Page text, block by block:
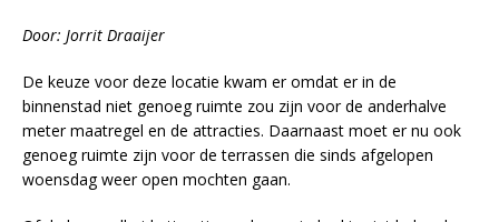
Door: Jorrit Draaijer
De keuze voor deze locatie kwam er omdat er in de
binnenstad niet genoeg ruimte zou zijn voor de anderhalve
meter maatregel en de attracties. Daarnaast moet er nu ook
genoeg ruimte zijn voor de terrassen die sinds afgelopen
woensdag weer open mochten gaan.